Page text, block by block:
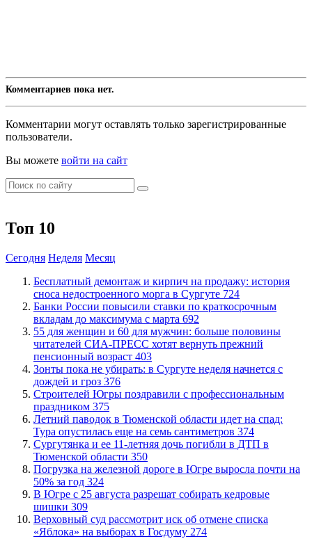
Комментариев пока нет.
Комментарии могут оставлять только зарегистрированные
пользователи.
Вы можете войти на сайт
Топ 10
Сегодня Неделя Месяц
​Бесплатный демонтаж и кирпич на продажу: история
сноса недостроенного морга в Сургуте 724
​Банки России повысили ставки по краткосрочным
вкладам до максимума с марта 692
​55 для женщин и 60 для мужчин: больше половины
читателей СИА-ПРЕСС хотят вернуть прежний
пенсионный возраст 403
​Зонты пока не убирать: в Сургуте неделя начнется с
дождей и гроз 376
​Строителей Югры поздравили с профессиональным
праздником 375
​Летний паводок в Тюменской области идет на спад:
Тура опустилась еще на семь сантиметров 374
Сургутянка и ее 11-летняя дочь погибли в ДТП в
Тюменской области 350
​Погрузка на железной дороге в Югре выросла почти на
50% за год 324
​В Югре с 25 августа разрешат собирать кедровые
шишки 309
​Верховный суд рассмотрит иск об отмене списка
«Яблока» на выборах в Госдуму 274